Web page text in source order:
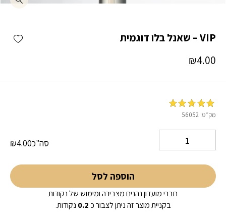
VIP – שאנל בלו דוגמית
₪4.00
מדורג5מתוך
מק״ט: 56052
סה"כ ₪4.00
הוספה לסל
חברי מועדון נהנים מצבירה ומימוש של נקודות
בקניית מוצר זה ניתן לצבור כ 0.2 נקודות.